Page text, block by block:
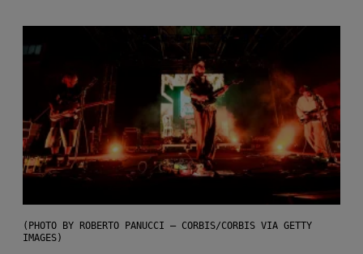
(PHOTO BY ROBERTO PANUCCI – CORBIS/CORBIS VIA GETTY
IMAGES)